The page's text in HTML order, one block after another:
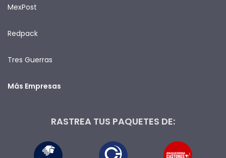
MexPost
Redpack
Tres Guerras
Más Empresas
RASTREA TUS PAQUETES DE: